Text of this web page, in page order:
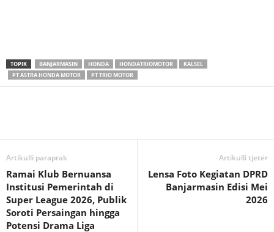
TOPIK BANJARMASIN HONDA HONDATRIOMOTOR
KALSEL
PT ASTRA HONDA MOTOR
PT TRIO MOTOR
Artikulli paraprak
Ramai Klub Bernuansa
Institusi Pemerintah di
Super League 2026, Publik
Soroti Persaingan hingga
Potensi Drama Liga
Artikulli tjetër
Lensa Foto Kegiatan DPRD
Banjarmasin Edisi Mei
2026